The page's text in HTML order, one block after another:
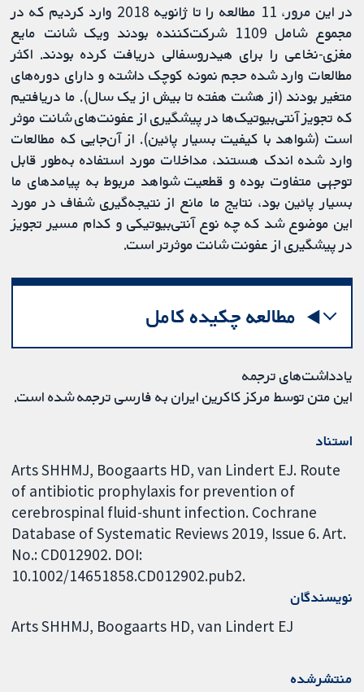
در این مرور، 11 مطالعه را تا ژانویه 2018 وارد کردیم که در
مجموع شامل 1109 شرکت‌کننده بودند ویک شانت مایع
مغزی‌-نخاعی را برای هیدروسفالی دریافت کرده بودند. اکثر
مطالعات وارد شده حجم نمونه کوچک داشته و دارای دوره‌های
متغیر بودند (از هشت هفته تا بیش از یک سال). ما دریافتیم
که تجویز آنتی‌بیوتیک‌ها در پیشگیری از عفونت‌های شانت موثر
است (شواهد با کیفیت بسیار پائین). از آن‌جایی که مطالعات
وارد شده اندک هستند، مداخلات مورد استفاده به‌طور قابل
توجهی متفاوت بوده و قطعیت شواهد مربوط به پیامدهای ما
بسیار پائین بود، نتایج ما مانع از نتیجه‌گیری شفاف در مورد
این موضوع شد که چه نوع آنتی‌بیوتیکی و کدام مسیر تجویز
در پیشگیری از عفونت شانت موثرتر است.
مطالعه چکیده کامل
یادداشت‌های ترجمه
این متن توسط مرکز کاکرین ایران به فارسی ترجمه شده است.
استناد
Arts SHHMJ, Boogaarts HD, van Lindert EJ. Route
of antibiotic prophylaxis for prevention of
cerebrospinal fluid-shunt infection. Cochrane
Database of Systematic Reviews 2019, Issue 6. Art.
No.: CD012902. DOI:
10.1002/14651858.CD012902.pub2.
نویسندگان
Arts SHHMJ Boogaarts HD van Lindert EJ
منتشرشده